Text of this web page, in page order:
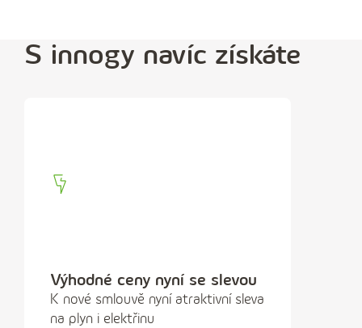
ň
t
e
n
í
S innogy navíc získáte
Výhodné ceny nyní se slevou
K nové smlouvě nyní atraktivní sleva
na plyn i elektřinu